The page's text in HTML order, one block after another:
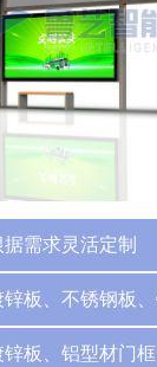
据需求灵活定制
锌板、不锈钢板
锌板、铝型材门